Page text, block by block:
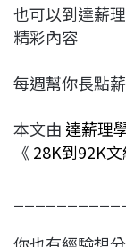
也可以到達薪
精彩內容
每週幫你長點
本文由 達薪理
《28K到92K